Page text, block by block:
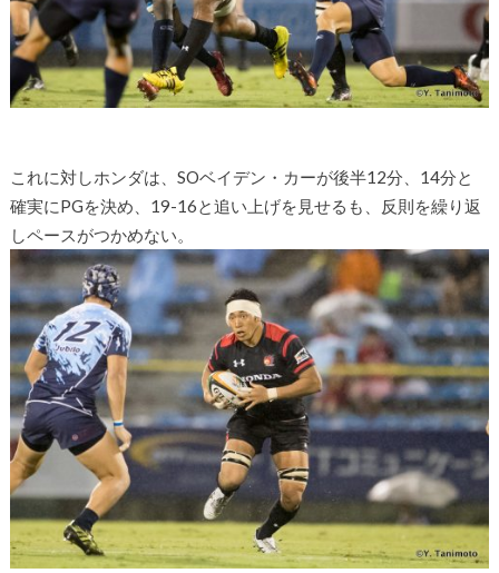
これに対しホンダは、SOベイデン・カーが後半12分、14分と
確実にPGを決め、19-16と追い上げを見せるも、反則を繰り返
しペースがつかめない。